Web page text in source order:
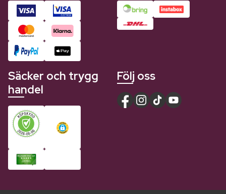
Säcker och trygg
handel
Följ oss